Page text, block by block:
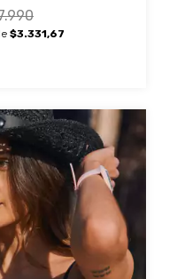
$3.331,67